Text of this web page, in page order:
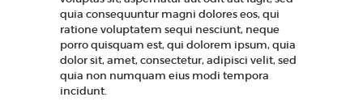
quia consequuntur magni dolores eos, qui
ratione voluptatem sequi nesciunt, neque
porro quisquam est, qui dolorem ipsum, quia
dolor sit, amet, consectetur, adipisci velit, sed
quia non numquam eius modi tempora
incidunt.